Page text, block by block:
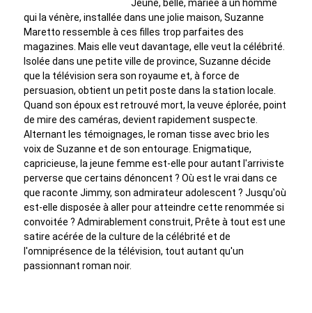
Jeune, belle, mariée à un homme
qui la vénère, installée dans une jolie maison, Suzanne
Maretto ressemble à ces filles trop parfaites des
magazines. Mais elle veut davantage, elle veut la célébrité.
Isolée dans une petite ville de province, Suzanne décide
que la télévision sera son royaume et, à force de
persuasion, obtient un petit poste dans la station locale.
Quand son époux est retrouvé mort, la veuve éplorée, point
de mire des caméras, devient rapidement suspecte.
Alternant les témoignages, le roman tisse avec brio les
voix de Suzanne et de son entourage. Enigmatique,
capricieuse, la jeune femme est-elle pour autant l'arriviste
perverse que certains dénoncent ? Où est le vrai dans ce
que raconte Jimmy, son admirateur adolescent ? Jusqu'où
est-elle disposée à aller pour atteindre cette renommée si
convoitée ? Admirablement construit, Prête à tout est une
satire acérée de la culture de la célébrité et de
l'omniprésence de la télévision, tout autant qu'un
passionnant roman noir.